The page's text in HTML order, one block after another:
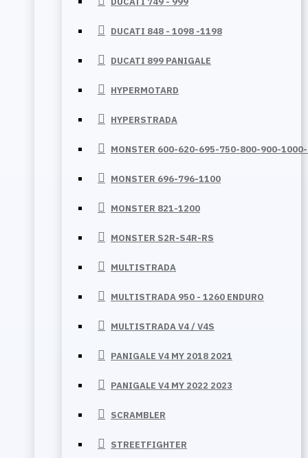
DUCATI 848 - 1098 -1198
DUCATI 899 PANIGALE
HYPERMOTARD
HYPERSTRADA
MONSTER 600-620-695-750-800-900-
MONSTER 696-796-1100
MONSTER 821-1200
MONSTER S2R-S4R-RS
MULTISTRADA
MULTISTRADA 950 - 1260 ENDURO
MULTISTRADA V4 / V4S
PANIGALE V4 MY 2018 2021
PANIGALE V4 MY 2022 2023
SCRAMBLER
STREETFIGHTER